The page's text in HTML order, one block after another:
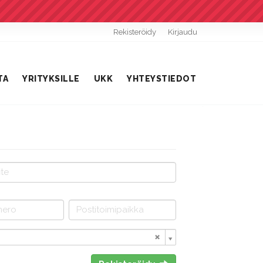
Rekisteröidy Kirjaudu
YHTEYSTIEDOT
UKK
YRITYKSILLE